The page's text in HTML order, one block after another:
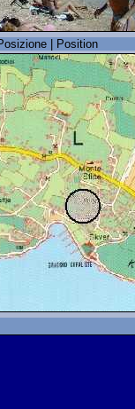
| Position